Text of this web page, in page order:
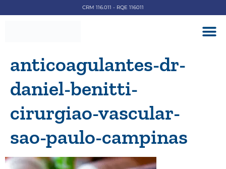
CRM 116.011 - RQE 116011
anticoagulantes-dr-
daniel-benitti-
cirurgiao-vascular-
sao-paulo-campinas